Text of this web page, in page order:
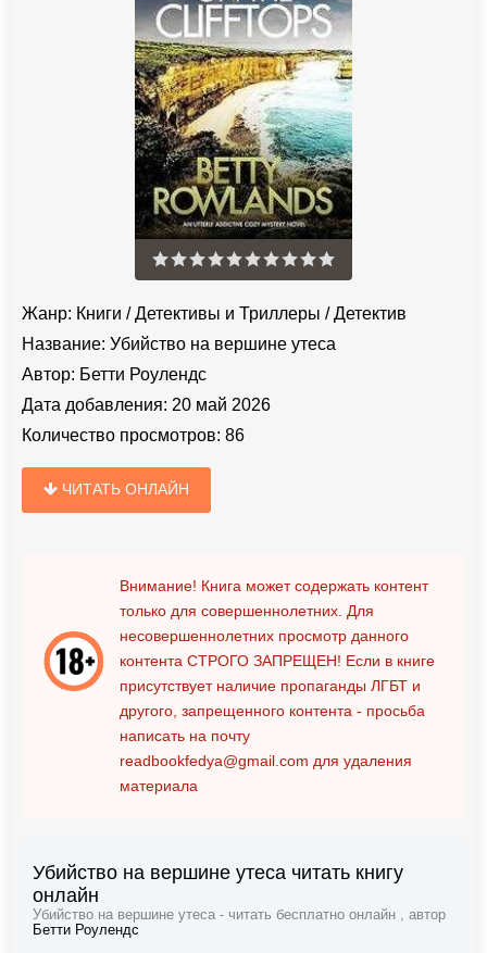
Жанр: Книги /Детективы и Триллеры /Детектив
Название: Убийство на вершине утеса
Автор: Бетти Роулендс
Дата добавления: 20 май 2026
Количество просмотров: 86
ЧИТАТЬ ОНЛАЙН
Внимание! Книга может содержать контент
только для совершеннолетних. Для
несовершеннолетних просмотр данного
контента СТРОГО ЗАПРЕЩЕН! Если в книге
присутствует наличие пропаганды ЛГБТ и
другого, запрещенного контента - просьба
написать на почту
readbookfedya@gmail.com для удаления
материала
Убийство на вершине утеса читать книгу
онлайн
Убийство на вершине утеса - читать бесплатно онлайн , автор
Бетти Роулендс